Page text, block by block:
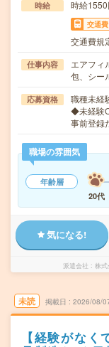
時給 時給1550
交通費
交通費規
仕事内容
エアフィ
包、シー
応募資格
職種未経
◆未経験
事前登録
職場の雰囲気
年齢層
20代
気になる!
派遣会社 株
未読 掲載日 2026/08/
【経験がな